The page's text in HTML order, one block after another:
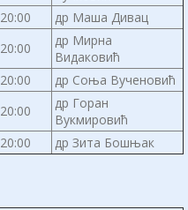
20:00
др Маша Дивац
20:00
др Мирна
Видаковић
20:00
др Соња Вученовић
20:00
др Горан
Вукмировић
20:00 др Зита Бошњак